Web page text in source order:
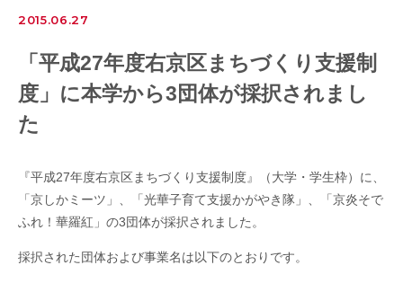
2015.06.27
「平成27年度右京区まちづくり支援制
度」に本学から3団体が採択されまし
た
『平成27年度右京区まちづくり支援制度』（大学・学生枠）に、
「京しかミーツ」、「光華子育て支援かがやき隊」、「京炎そで
ふれ！華羅紅」の3団体が採択されました。
採択された団体および事業名は以下のとおりです。